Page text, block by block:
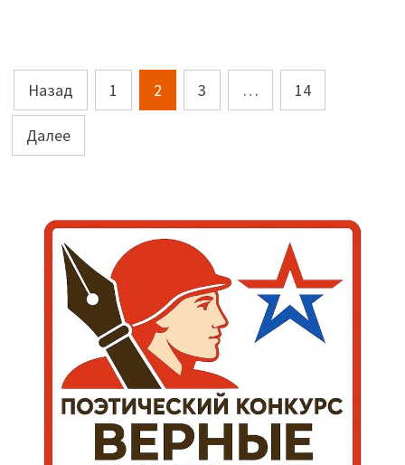
Пагинация
записей
Назад 1 2 3 … 14
Далее